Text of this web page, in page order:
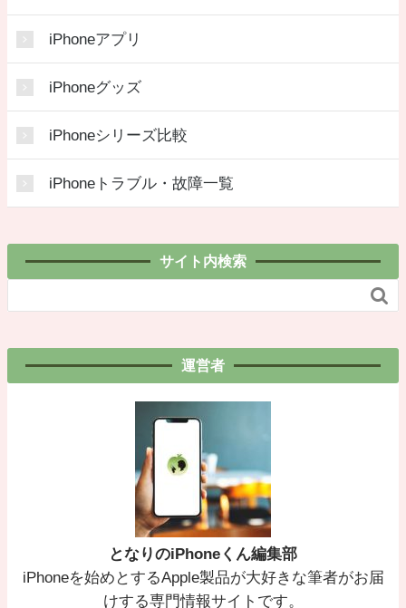
サイト内検索

iPhoneアプリ
iPhoneグッズ
iPhoneシリーズ比較
iPhoneトラブル・故障一覧
運営者
となりのiPhoneくん編集部
iPhoneを始めとするApple製品が大好きな筆者がお届
けする専門情報サイトです。